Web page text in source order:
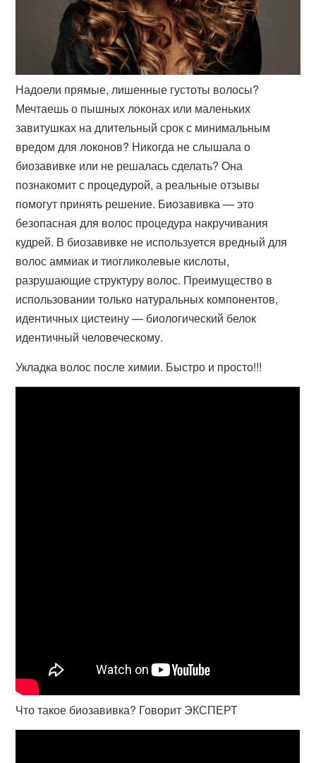
Надоели прямые, лишенные густоты волосы?
Мечтаешь о пышных локонах или маленьких
завитушках на длительный срок с минимальным
вредом для локонов? Никогда не слышала о
биозавивке или не решалась сделать? Она
познакомит с процедурой, а реальные отзывы
помогут принять решение. Биозавивка — это
безопасная для волос процедура накручивания
кудрей. В биозавивке не используется вредный для
волос аммиак и тиогликолевые кислоты,
разрушающие структуру волос. Преимущество в
использовании только натуральных компонентов,
идентичных цистеину — биологический белок
идентичный человеческому.
Укладка волос после химии. Быстро и просто!!!
Что такое биозавивка? Говорит ЭКСПЕРТ